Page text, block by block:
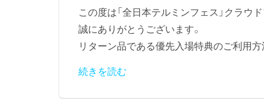
この度は「全日本テルミンフェス」クラウ
誠にありがとうございます。
リターン品である優先入場特典のご利用方
続きを読む